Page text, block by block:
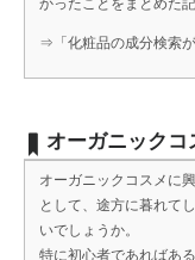
かったことをまとめた
⇒ 「化粧品の成分検索
オーガニック
オーガニックコスメに
として、途方に暮れて
いでしょうか。
特に初心者であればあ